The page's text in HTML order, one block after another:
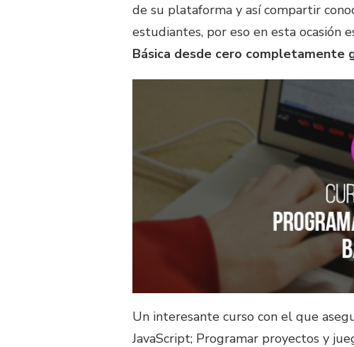
de su plataforma y así compartir
estudiantes, por eso en esta ocasión
Básica desde cero completamente
Un interesante curso con el que
JavaScript; Programar proyectos y